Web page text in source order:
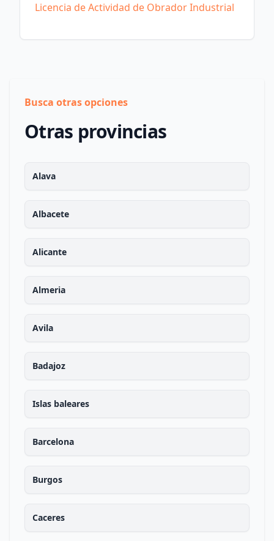
Licencia de Actividad de Obrador Industrial
Busca otras opciones
Otras provincias
Alava
Albacete
Alicante
Almeria
Avila
Badajoz
Islas baleares
Barcelona
Burgos
Caceres